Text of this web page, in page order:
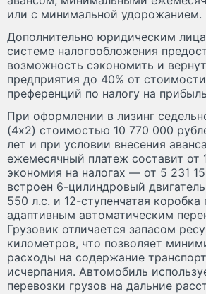
или с минимальной удорожанием.
Дополнительно юридическим
системе налогообложения
возможность сэкономить и
предприятия до 40% от
преференций по налогу на
При оформлении в лизинг
(4х2) стоимостью 10 770 000
лет и при условии внесения
ежемесячный платеж составит от
экономия на налогах — от 5 231
встроен 6-цилиндровый
550 л.с. и 12-ступенчатая коробка
адаптивным автоматическим
Грузовик отличается запасом
километров, что позволяет
расходы на содержание
исчерпания. Автомобиль
перевозки грузов на дальние